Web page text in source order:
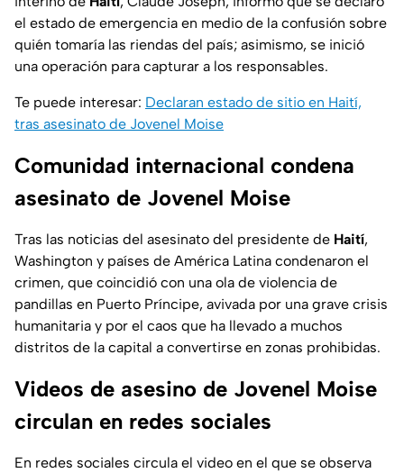
el estado de emergencia en medio de la confusión sobre
quién tomaría las riendas del país; asimismo, se inició
una operación para capturar a los responsables.
Te puede interesar: Declaran estado de sitio en Haití,
tras asesinato de Jovenel Moise
Comunidad internacional condena
asesinato de Jovenel Moise
Tras las noticias del asesinato del presidente de Haití,
Washington y países de América Latina condenaron el
crimen, que coincidió con una ola de violencia de
pandillas en Puerto Príncipe, avivada por una grave crisis
humanitaria y por el caos que ha llevado a muchos
distritos de la capital a convertirse en zonas prohibidas.
Videos de asesino de Jovenel Moise
circulan en redes sociales
En redes sociales circula el video en el que se observa